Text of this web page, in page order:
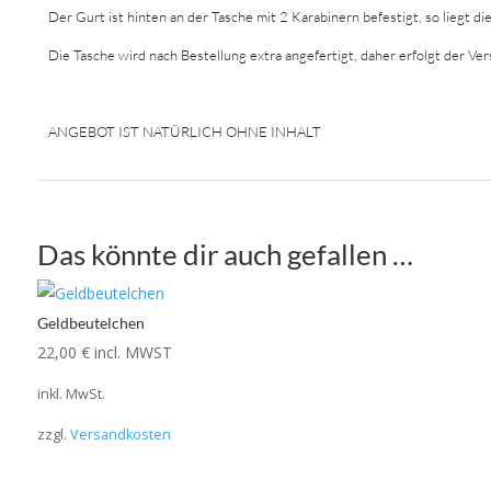
Der Gurt ist hinten an der Tasche mit 2 Karabinern befestigt, so liegt
Die Tasche wird nach Bestellung extra angefertigt, daher erfolgt der
ANGEBOT IST NATÜRLICH OHNE INHALT
Das könnte dir auch gefallen …
Geldbeutelchen
22,00 € incl. MWST
inkl. MwSt.
zzgl. Versandkosten